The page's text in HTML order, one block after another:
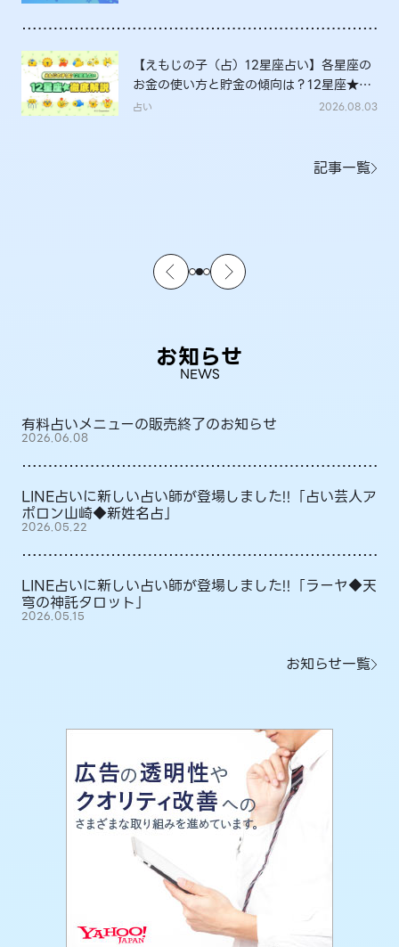
【えもじの子（占）12星座占い】各星座の
お金の使い方と貯金の傾向は？12星座★徹
底解説
占い 2026.08.03
記事一覧
お知らせ
NEWS
有料占いメニューの販売終了のお知らせ
2026.06.08
LINE占いに新しい占い師が登場しました!!「占い芸人ア
ポロン山崎◆新姓名占」
2026.05.22
LINE占いに新しい占い師が登場しました!!「ラーヤ◆天
穹の神託タロット」
2026.05.15
お知らせ一覧